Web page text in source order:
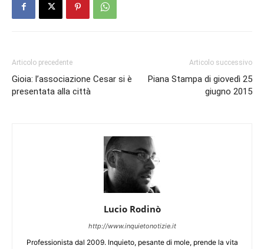
Articolo precedente
Gioia: l’associazione Cesar si è
presentata alla città
Articolo successivo
Piana Stampa di giovedì 25
giugno 2015
Lucio Rodinò
http://www.inquietonotizie.it
Professionista dal 2009. Inquieto, pesante di mole, prende la vita